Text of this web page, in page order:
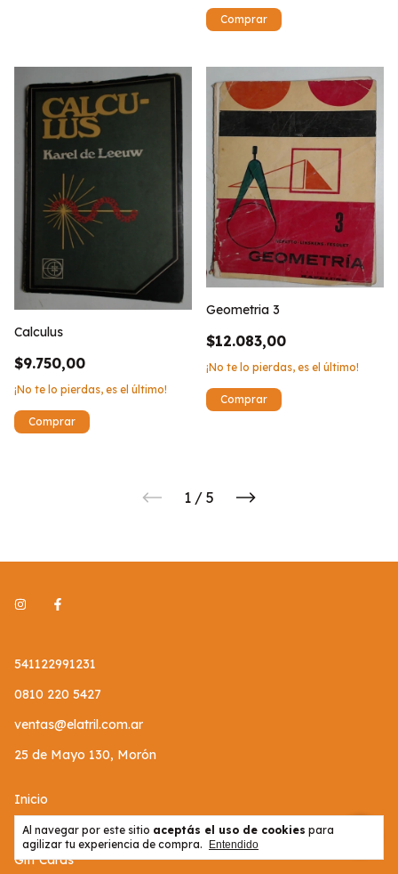
Al navegar por este sitio aceptás el uso de cookies para
agilizar tu experiencia de compra.
Entendido
Calculus
$9.750,00
¡No te lo pierdas, es el último!
Geometria 3
$12.083,00
¡No te lo pierdas, es el último!
1 / 5
541122991231
0810 220 5427
ventas@elatril.com.ar
25 de Mayo 130, Morón
Inicio
Productos
Gift Cards